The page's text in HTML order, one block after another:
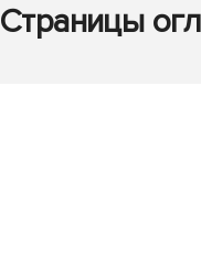
Страницы